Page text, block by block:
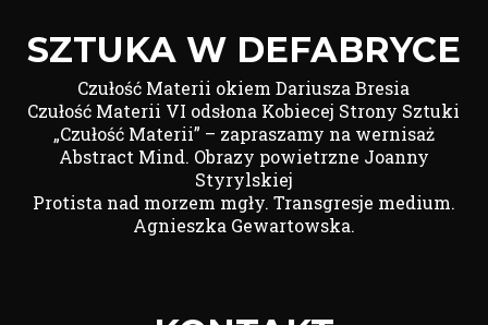
SZTUKA W DEFABRYCE
Czułość Materii okiem Dariusza Bresia
Czułość Materii VI odsłona Kobiecej Strony Sztuki
„Czułość Materii” – zapraszamy na wernisaż
Abstract Mind. Obrazy powietrzne Joanny
Styrylskiej
Protista nad morzem mgły. Transgresje medium.
Agnieszka Gewartowska.